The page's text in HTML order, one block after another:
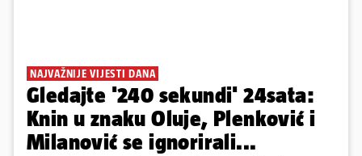
NAJVAŽNIJE VIJESTI DANA
Gledajte '240 sekundi' 24sata:
Knin u znaku Oluje, Plenković i
Milanović se ignorirali...